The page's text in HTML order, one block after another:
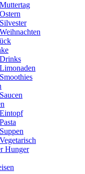
Muttertag
Ostern
Silvester
Weihnachten
Drinks
Limonaden
Smoothies
Saucen
Eintopf
Pasta
Suppen
Vegetarisch
Hunger